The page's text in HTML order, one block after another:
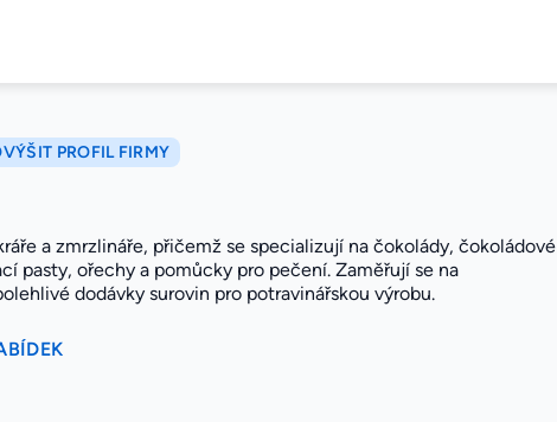
PROFIL FIRMY
a zmrzlináře, přičemž se specializují na čokolády, čokoládové
pasty, ořechy a pomůcky pro pečení. Zaměřují se na
dodávky surovin pro potravinářskou výrobu.